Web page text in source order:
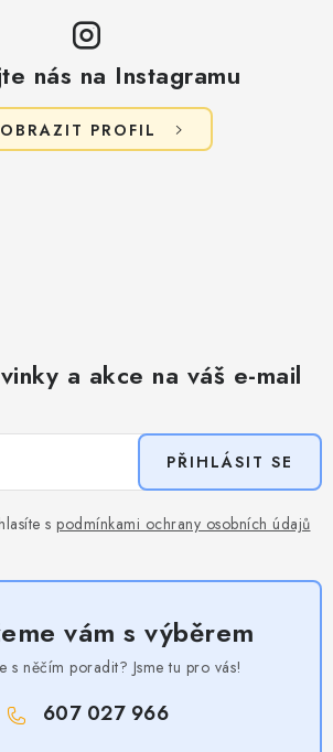
nás na Instagramu
PROFIL
a akce na váš e-mail
s podmínkami ochrany osobních údajů
PŘIHLÁSIT SE
vám s výběrem
s něčím poradit? Jsme tu pro vás!
607 027 966